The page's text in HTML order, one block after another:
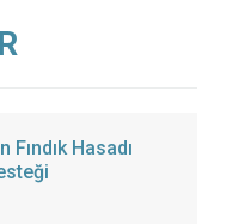
Fındık Hasadı